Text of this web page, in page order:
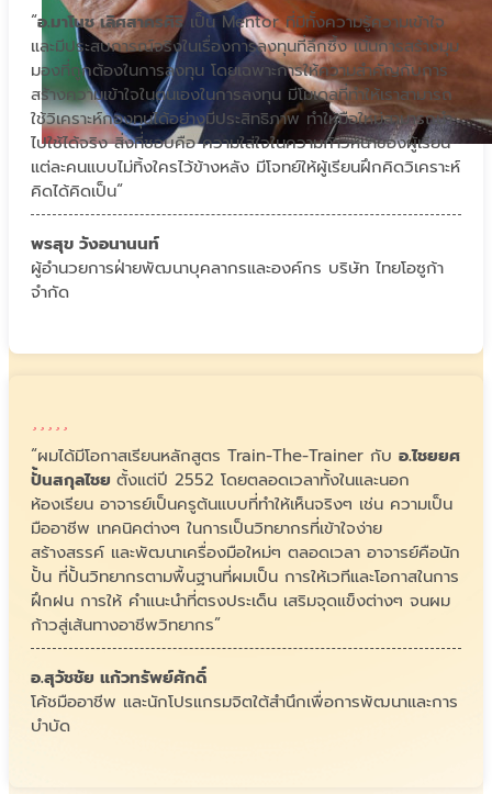
“อ.มาโนช เลิศสาครศิริเป็น Mentor ที่มีทั้งความรู้ความเข้าใจ
และมีประสบการณ์จริงในเรื่องการลงทุนที่ลึกซึ้ง เน้นการสร้างมุม
มองที่ถูกต้องในการลงทุน โดยเฉพาะการให้ความสำคัญกับการ
สร้างความเข้าใจในตนเองในการลงทุน มีโมเดลที่ทำให้เราสามารถ
ใช้วิเคราะห์กองทุนได้อย่างมีประสิทธิภาพ ทำให้มือใหม่สามารถนำ
ไปใช้ได้จริง สิ่งที่ชอบคือ ความใส่ใจในความก้าวหน้าของผู้เรียน
แต่ละคนแบบไม่ทิ้งใครไว้ข้างหลัง มีโจทย์ให้ผู้เรียนฝึกคิดวิเคราะห์
คิดได้คิดเป็น“
พรสุข วังอนานนท์
ผู้อำนวยการฝ่ายพัฒนาบุคลากรและองค์กร บริษัท ไทยโอซูก้า
จำกัด
“ผมได้มีโอกาสเรียนหลักสูตร Train-The-Trainer กับ อ.ไชยยศ
ปั้นสกุลไชย ตั้งแต่ปี 2552 โดยตลอดเวลาทั้งในและนอก
ห้องเรียน อาจารย์เป็นครูต้นแบบที่ทำให้เห็นจริงๆ เช่น ความเป็น
มืออาชีพ เทคนิคต่างๆ ในการเป็นวิทยากรที่เข้าใจง่าย
สร้างสรรค์ และพัฒนาเครื่องมือใหม่ๆ ตลอดเวลา อาจารย์คือนัก
ปั้น ที่ปั้นวิทยากรตามพื้นฐานที่ผมเป็น การให้เวทีและโอกาสในการ
ฝึกฝน การให้ คำแนะนำที่ตรงประเด็น เสริมจุดแข็งต่างๆ จนผม
ก้าวสู่เส้นทางอาชีพวิทยากร”
อ.สุวัชชัย แก้วทรัพย์ศักดิ์
โค้ชมืออาชีพ และนักโปรแกรมจิตใต้สำนึกเพื่อการพัฒนาและการ
บำบัด